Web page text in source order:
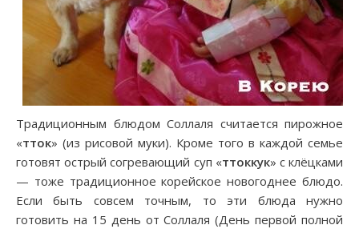
Традиционным блюдом Соллаля считается пирожное
«тток» (из рисовой муки). Кроме того в каждой семье
готовят острый согревающий суп «ттоккук» с клёцками
— тоже традиционное корейское новогоднее блюдо.
Если быть совсем точным, то эти блюда нужно
готовить на 15 день от Соллаля (День первой полной